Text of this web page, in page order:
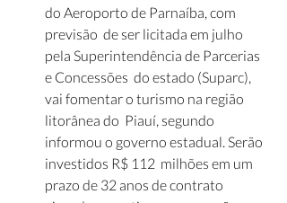
do Aeroporto de Parnaíba, com
previsão  de ser licitada em julho
pela Superintendência de Parcerias
e Concessões  do estado (Suparc),
vai fomentar o turismo na região
litorânea do  Piauí, segundo
informou o governo estadual. Serão
investidos R$ 112  milhões em um
prazo de 32 anos de contrato